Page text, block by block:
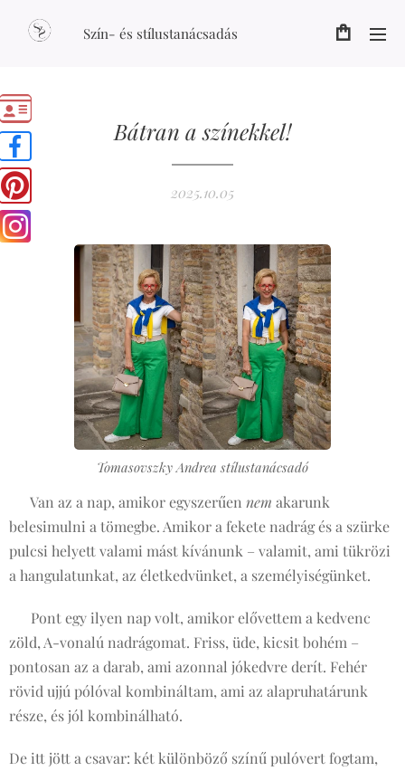
Szín- és stílustanácsadás
Bátran a színekkel!
2025.10.05
Tomasovszky Andrea stílustanácsadó
👚 Van az a nap, amikor egyszerűen nem akarunk
belesimulni a tömegbe. Amikor a fekete nadrág és a szürke
pulcsi helyett valami mást kívánunk – valamit, ami tükrözi
a hangulatunkat, az életkedvünket, a személyiségünket.
👖 Pont egy ilyen nap volt, amikor elővettem a kedvenc
zöld, A-vonalú nadrágomat. Friss, üde, kicsit bohém –
pontosan az a darab, ami azonnal jókedvre derít. Fehér
rövid ujjú pólóval kombináltam, ami az alapruhatárunk
része, és jól kombinálható.
De itt jött a csavar: két különböző színű pulóvert fogtam,